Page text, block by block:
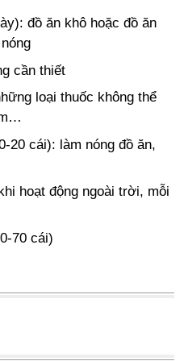
đồ ăn khô hoặc đồ ăn
cần thiết
loại thuốc không thể
20 cái): làm nóng đồ ăn,
hoạt động ngoài trời, mỗi
70 cái)